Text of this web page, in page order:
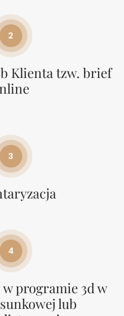
2
Klienta tzw. brief
3
4
programie 3d w
lub